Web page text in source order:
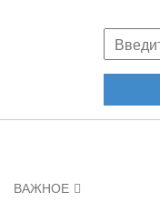
ВАЖНОЕ